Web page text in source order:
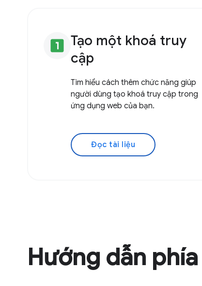
looks_one Tạo một khoá truy
cập
Tìm hiểu cách thêm chức năng giúp
người dùng tạo khoá truy cập trong
ứng dụng web của bạn.
Đọc tài liệu
Hướng dẫn